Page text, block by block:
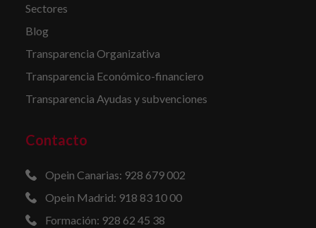
Sectores
Blog
Transparencia Organizativa
Transparencia Económico-financiero
Transparencia Ayudas y subvenciones
Contacto
Opein Canarias: 928 679 002
Opein Madrid: 918 83 10 00
Formación: 928 62 45 38